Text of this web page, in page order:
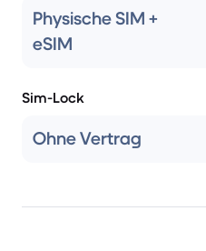
Physische SIM +
eSIM
Sim-Lock
Ohne Vertrag